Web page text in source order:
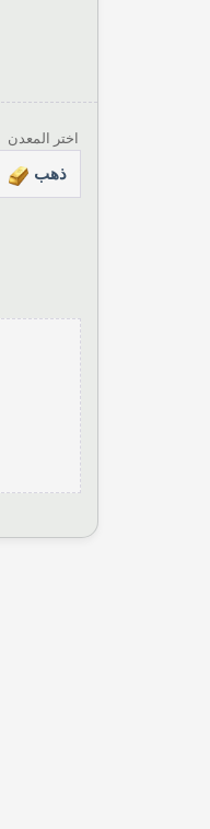
اختر المعدن
ذهب